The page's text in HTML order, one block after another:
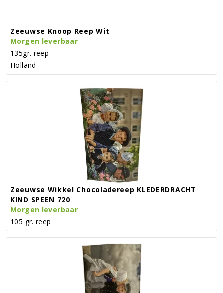
Zeeuwse Knoop Reep Wit
Morgen leverbaar
135gr. reep
Holland
Zeeuwse Wikkel Chocoladereep KLEDERDRACHT
KIND SPEEN 720
Morgen leverbaar
105 gr. reep